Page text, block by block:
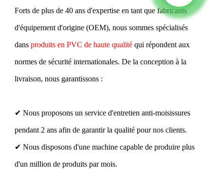
Forts de plus de 40 ans d'expertise en tant que fabricants
d'équipement d'origine (OEM), nous sommes spécialisés
dans produits en PVC de haute qualitéqui répondent aux
normes de sécurité internationales. De la conception à la
livraison, nous garantissons :
✔ Nous proposons un service d'entretien anti-moisissures
pendant 2 ans afin de garantir la qualité pour nos clients.
✔ Nous disposons d'une machine capable de produire plus
d'un million de produits par mois.